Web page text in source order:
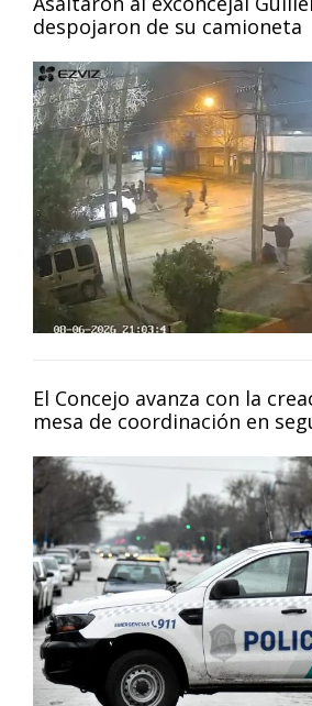
despojaron de su camioneta
El Concejo avanza con la
mesa de coordinación en